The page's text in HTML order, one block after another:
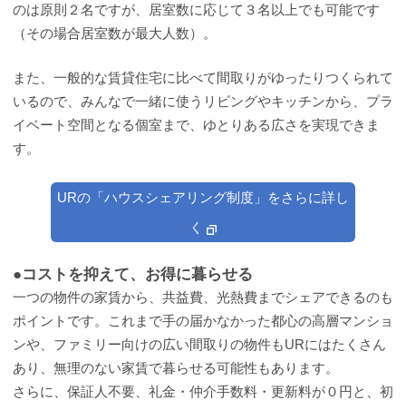
のは原則２名ですが、居室数に応じて３名以上でも可能です
（その場合居室数が最大人数）。
また、一般的な賃貸住宅に比べて間取りがゆったりつくられて
いるので、みんなで一緒に使うリビングやキッチンから、プラ
イベート空間となる個室まで、ゆとりある広さを実現できま
す。
URの「ハウスシェアリング制度」をさらに詳し
く
●コストを抑えて、お得に暮らせる
一つの物件の家賃から、共益費、光熱費までシェアできるのも
ポイントです。これまで手の届かなかった都心の高層マンショ
ンや、ファミリー向けの広い間取りの物件もURにはたくさん
あり、無理のない家賃で暮らせる可能性もあります。
さらに、保証人不要、礼金・仲介手数料・更新料が０円と、初